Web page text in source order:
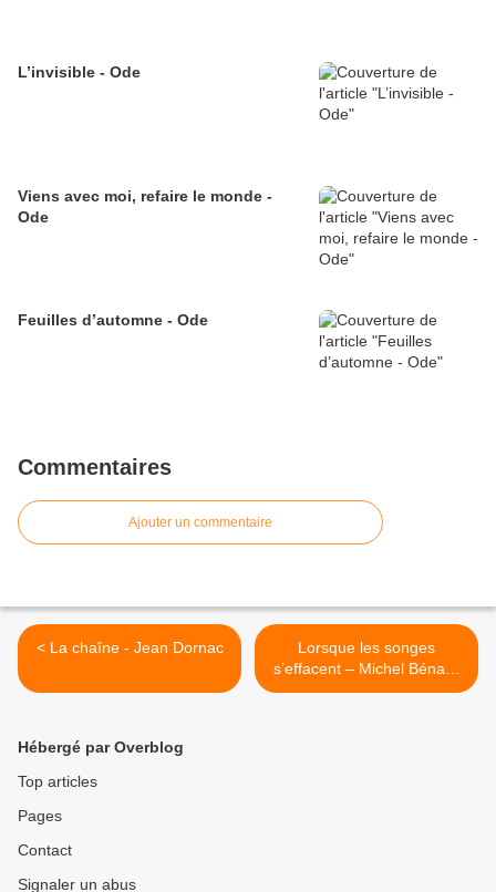
L’invisible - Ode
Viens avec moi, refaire le monde -
Ode
Feuilles d’automne - Ode
Commentaires
Ajouter un commentaire
< La chaîne - Jean Dornac
Lorsque les songes
s’effacent – Michel Bénard
>
Hébergé par Overblog
Top articles
Pages
Contact
Signaler un abus